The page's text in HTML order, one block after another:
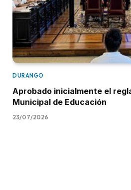
DURANGO
Aprobado inicialmente el
Municipal de Educación
23/07/2026